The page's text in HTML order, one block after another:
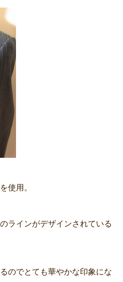
使用。
ラインがデザインされている
のでとても華やかな印象にな